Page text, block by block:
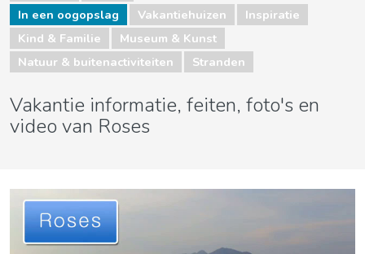
In een oogopslag
Vakantiehuizen
Inspiratie
Kind & Familie
Museum & Kunst
Natuur & buitenactiviteiten
Stranden
Vakantie informatie, feiten, foto's en
video van Roses